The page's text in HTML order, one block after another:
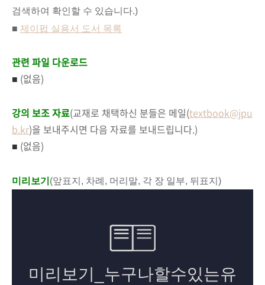
검색하여 확인할 수 있습니다.)
■ 제이펍 실용서 도서 목록
관련 파일 다운로드
■ (없음)
강의 보조 자료(교재로 채택하신 분들은 메일(textbook@jpu
b.kr)을 보내주시면 다음 자료를 보내드립니다.)
■ (없음)
미리보기 (앞표지, 차례, 머리말, 각 장 일부, 뒤표지)